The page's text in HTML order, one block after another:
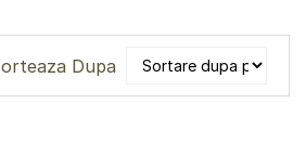
Dupa